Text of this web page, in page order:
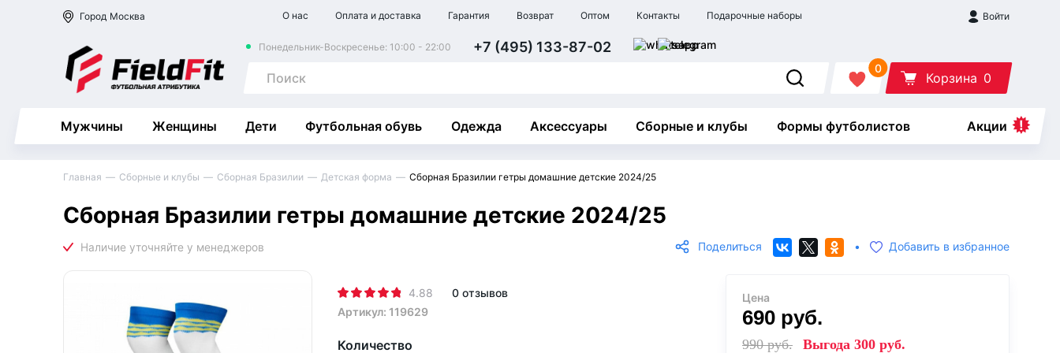
Город Москва О нас Оплата и доставка Гарантия Возврат Оптом Контакты Подарочные наборы Войти
Понедельник-Воскресенье: 10:00 - 22:00 +7 (495) 133-87-02
0
Корзина 0
Мужчины Женщины Дети Футбольная обувь Одежда Аксессуары Сборные и клубы Формы футболистов Акции
Главная Сборные и клубы Сборная Бразилии Детская форма Сборная Бразилии гетры домашние детские 2024/25
Сборная Бразилии гетры домашние детские 2024/25
Поделиться • Добавить в избранное
4.88
0 отзывов
Артикул: 119629
Количество
Цена
690 руб.
990руб. Выгода 300 руб.